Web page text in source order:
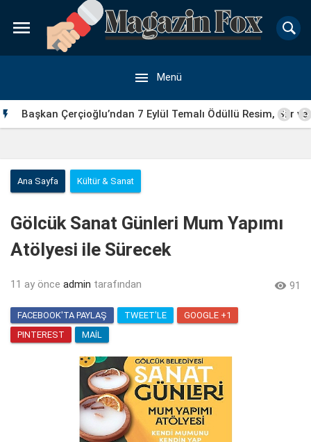

 Menü
 Başkan Çerçioğlu’ndan 7 Eylül Temalı Ödüllü Resim, Şiir ve
Ana Sayfa Kültür & Sanat
Gölcük Sanat Günleri Mum Yapımı
Atölyesi ile Sürecek
11 ay önce admin tarafından  91
FACEBOOK'TA PAYLAŞ TWEET'LE
GOOGLE +1
PINTEREST
MAIL